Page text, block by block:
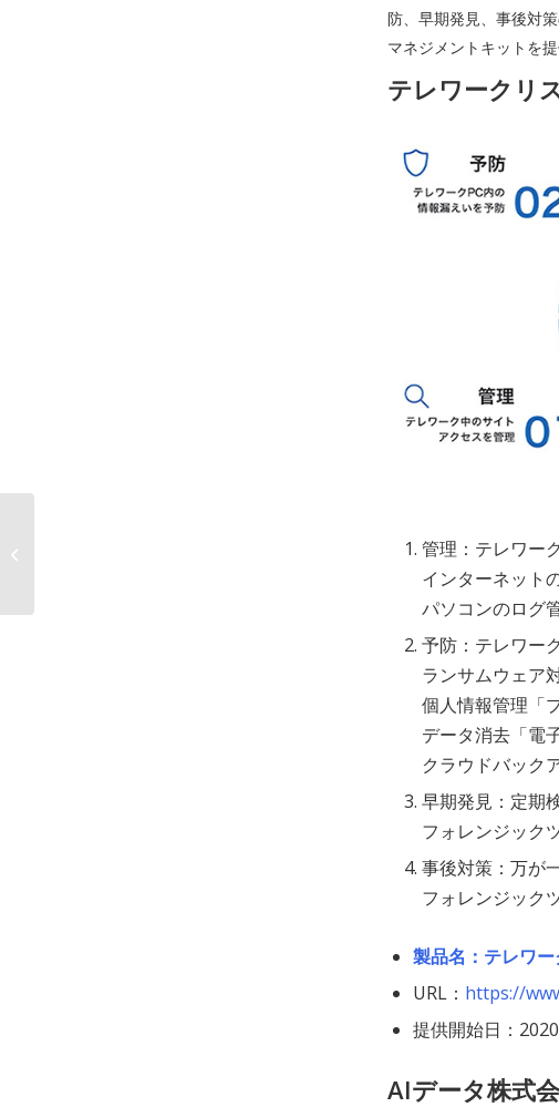
防、早期発見、事後対
マネジメントキットを提
テレワークリ
管理：テレワー
インターネット
パソコンのログ
予防：テレワー
ランサムウェア
個人情報管理「
データ消去「電
クラウドバック
早期発見：定期
フォレンジック
事後対策：万が
フォレンジック
製品名：テレワ
URL： https://
提供開始日：
AIデータ株式